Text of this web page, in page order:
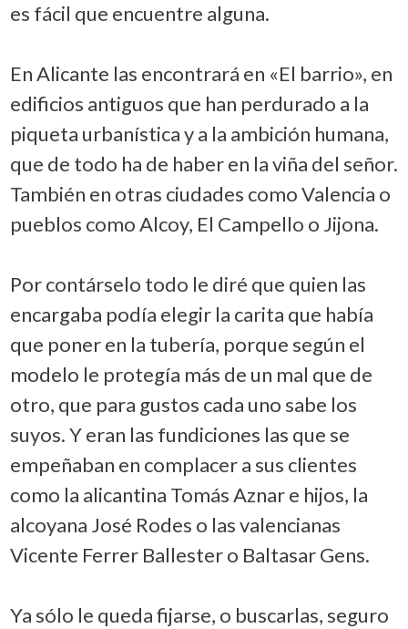
es fácil que encuentre alguna.
En Alicante las encontrará en «El barrio», en
edificios antiguos que han perdurado a la
piqueta urbanística y a la ambición humana,
que de todo ha de haber en la viña del señor.
También en otras ciudades como Valencia o
pueblos como Alcoy, El Campello o Jijona.
Por contárselo todo le diré que quien las
encargaba podía elegir la carita que había
que poner en la tubería, porque según el
modelo le protegía más de un mal que de
otro, que para gustos cada uno sabe los
suyos. Y eran las fundiciones las que se
empeñaban en complacer a sus clientes
como la alicantina Tomás Aznar e hijos, la
alcoyana José Rodes o las valencianas
Vicente Ferrer Ballester o Baltasar Gens.
Ya sólo le queda fijarse, o buscarlas, seguro